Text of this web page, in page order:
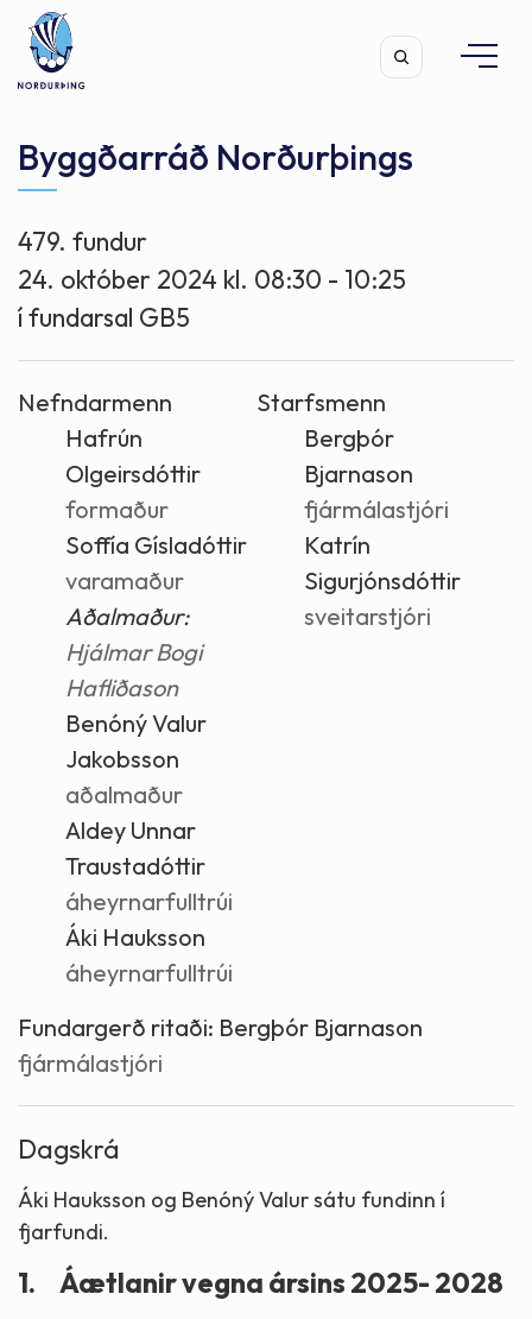
Leita
Byggðarráð Norðurþings
479. fundur
24. október 2024 kl. 08:30 - 10:25
í fundarsal GB5
Nefndarmenn
Hafrún
Olgeirsdóttir
formaður
Soffía Gísladóttir
varamaður
Aðalmaður:
Hjálmar Bogi
Hafliðason
Benóný Valur
Jakobsson
aðalmaður
Aldey Unnar
Traustadóttir
áheyrnarfulltrúi
Áki Hauksson
áheyrnarfulltrúi
Starfsmenn
Bergþór
Bjarnason
fjármálastjóri
Katrín
Sigurjónsdóttir
sveitarstjóri
Fundargerð ritaði: Bergþór Bjarnason
fjármálastjóri
Dagskrá
Áki Hauksson og Benóný Valur sátu fundinn í
fjarfundi.
1. Áætlanir vegna ársins 2025- 2028